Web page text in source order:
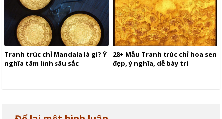
Tranh trúc chỉ Mandala là gì? Ý
nghĩa tâm linh sâu sắc
28+ Mẫu Tranh trúc chỉ hoa sen
đẹp, ý nghĩa, dễ bày trí